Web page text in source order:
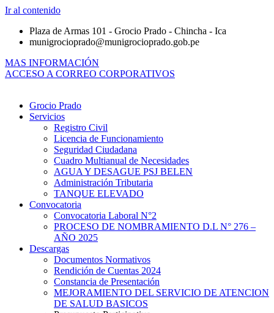
Ir al contenido
Plaza de Armas 101 - Grocio Prado - Chincha - Ica
munigrocioprado@munigrocioprado.gob.pe
MAS INFORMACIÓN
ACCESO A CORREO CORPORATIVOS
Grocio Prado
Servicios
Registro Civil
Licencia de Funcionamiento
Seguridad Ciudadana
Cuadro Multianual de Necesidades
AGUA Y DESAGUE PSJ BELEN
Administración Tributaria
TANQUE ELEVADO
Convocatoria
Convocatoria Laboral N°2
PROCESO DE NOMBRAMIENTO D.L N° 276 –
AÑO 2025
Descargas
Documentos Normativos
Rendición de Cuentas 2024
Constancia de Presentación
MEJORAMIENTO DEL SERVICIO DE ATENCION
DE SALUD BASICOS